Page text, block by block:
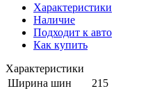
Характеристики
Наличие
Подходит к авто
Как купить
Характеристики
Ширина шин
215